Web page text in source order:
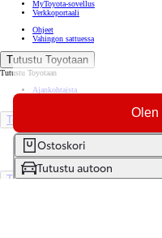
Olen
Ostoskori
Tutustu autoon
MyToyota-sovellus
Verkkoportaali
Ohjeet
Vahingon sattuessa
Tutustu Toyotaan
Tutustu Toyotaan
Ajankohtaista
Toyota Suomessa
Toyotan lehdistöpankki
Yhdessä pidemmälle
TOYOTA GAZOO Racing